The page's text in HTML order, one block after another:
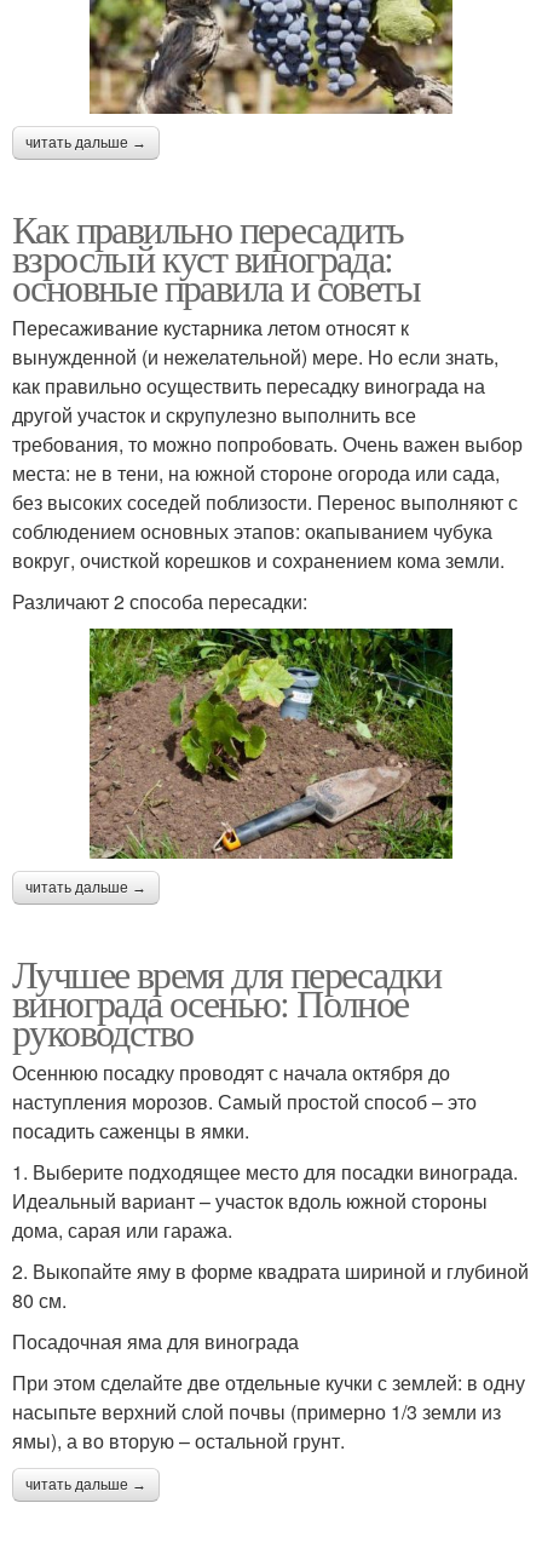
читать дальше →
Как правильно пересадить
взрослый куст винограда:
основные правила и советы
Пересаживание кустарника летом относят к
вынужденной (и нежелательной) мере. Но если знать,
как правильно осуществить пересадку винограда на
другой участок и скрупулезно выполнить все
требования, то можно попробовать. Очень важен выбор
места: не в тени, на южной стороне огорода или сада,
без высоких соседей поблизости. Перенос выполняют с
соблюдением основных этапов: окапыванием чубука
вокруг, очисткой корешков и сохранением кома земли.
Различают 2 способа пересадки:
читать дальше →
Лучшее время для пересадки
винограда осенью: Полное
руководство
Осеннюю посадку проводят с начала октября до
наступления морозов. Самый простой способ – это
посадить саженцы в ямки.
1. Выберите подходящее место для посадки винограда.
Идеальный вариант – участок вдоль южной стороны
дома, сарая или гаража.
2. Выкопайте яму в форме квадрата шириной и глубиной
80 см.
Посадочная яма для винограда
При этом сделайте две отдельные кучки с землей: в одну
насыпьте верхний слой почвы (примерно 1/3 земли из
ямы), а во вторую – остальной грунт.
читать дальше →